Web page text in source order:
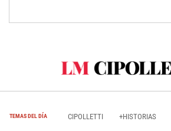
TEMAS DEL DÍA CIPOLLETTI +HISTORIAS